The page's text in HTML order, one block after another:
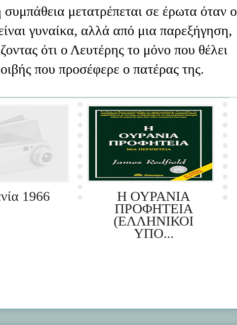
μετατρέπεται σε έρωτα όταν ο
γυναίκα, αλλά από μια παρεξήγηση,
ότι ο Λευτέρης το μόνο που θέλει
που προσέφερε ο πατέρας της.
1966
Η ΟΥΡΑΝΙΑ
ΠΡΟΦΗΤΕΙΑ
(ΕΛΛΗΝΙΚΟΙ
ΥΠΟ...